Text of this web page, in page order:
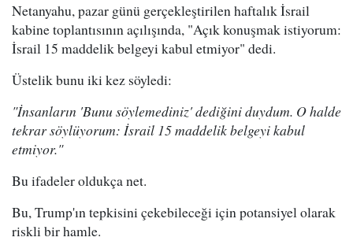
Netanyahu, pazar günü gerçekleştirilen haftalık İsrail
kabine toplantısının açılışında, "Açık konuşmak istiyorum:
İsrail 15 maddelik belgeyi kabul etmiyor" dedi.
Üstelik bunu iki kez söyledi:
"İnsanların 'Bunu söylemediniz' dediğini duydum. O halde
tekrar söylüyorum: İsrail 15 maddelik belgeyi kabul
etmiyor."
Bu ifadeler oldukça net.
Bu, Trump'ın tepkisini çekebileceği için potansiyel olarak
riskli bir hamle.